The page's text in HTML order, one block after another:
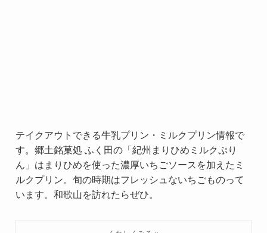
テイクアウトできる牛乳プリン・ミルクプリン情報で
す。郷土銘菓処 ふく田の「紀州まりひめミルクぷり
ん」はまりひめを使った濃厚いちごソースを加えたミ
ルクプリン。旬の時期はフレッシュないちごものって
います。和歌山を訪れたらぜひ。